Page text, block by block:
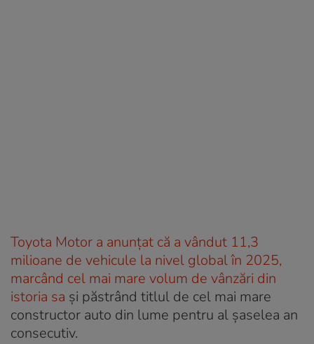
Toyota Motor a anunţat că a vândut 11,3
milioane de vehicule la nivel global în 2025,
marcând cel mai mare volum de vânzări din
istoria sa şi păstrând titlul de cel mai mare
constructor auto din lume pentru al şaselea an
consecutiv.